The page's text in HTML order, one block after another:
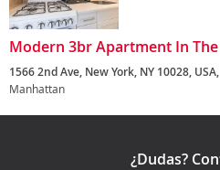
Modern 3br Apartment In
1566 2nd Ave, New York, NY 10028, USA,
Manhattan
¿Dudas?